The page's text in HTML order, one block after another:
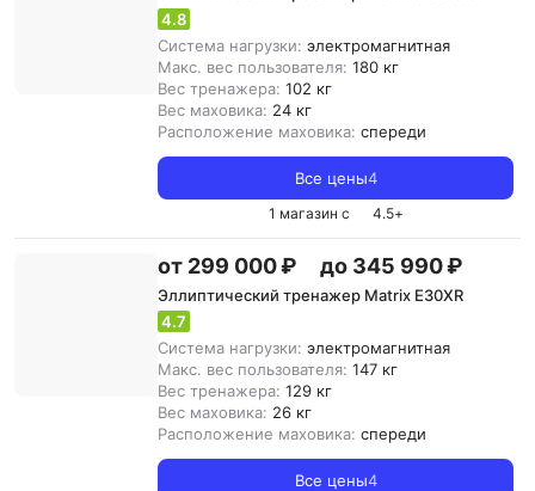
4.8
Система нагрузки: электромагнитная
Макс. вес пользователя: 180 кг
Вес тренажера: 102 кг
Вес маховика: 24 кг
Расположение маховика: спереди
Все цены4
1 магазин с 4.5+
от 299 000 ₽ до 345 990 ₽
Эллиптический тренажер Matrix E30XR
4.7
Система нагрузки: электромагнитная
Макс. вес пользователя: 147 кг
Вес тренажера: 129 кг
Вес маховика: 26 кг
Расположение маховика: спереди
Все цены4